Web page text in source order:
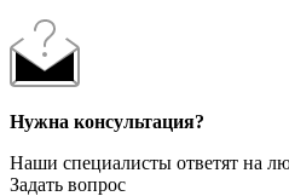
Нужна консультация?
Наши специалисты ответят на
Задать вопрос